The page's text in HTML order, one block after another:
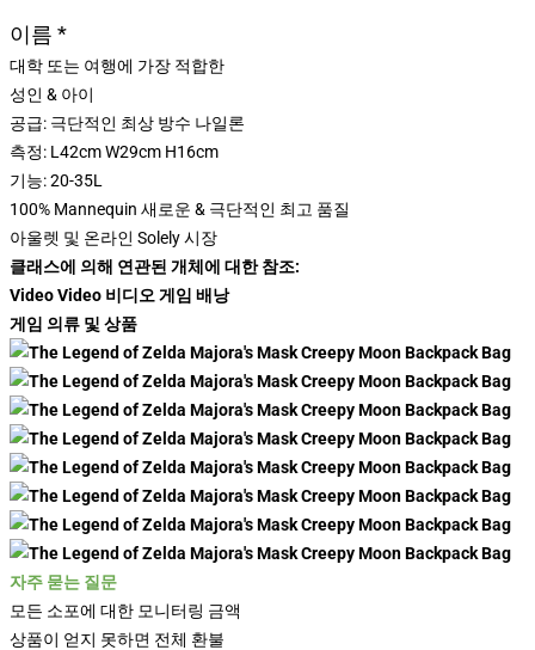
이름 *
대학 또는 여행에 가장 적합한
성인 & 아이
공급: 극단적인 최상 방수 나일론
측정: L42cm W29cm H16cm
기능: 20-35L
100% Mannequin 새로운 & 극단적인 최고 품질
아울렛 및 온라인 Solely 시장
클래스에 의해 연관된 개체에 대한 참조:
Video Video 비디오 게임 배낭
게임 의류 및 상품
자주 묻는 질문
모든 소포에 대한 모니터링 금액
상품이 얻지 못하면 전체 환불